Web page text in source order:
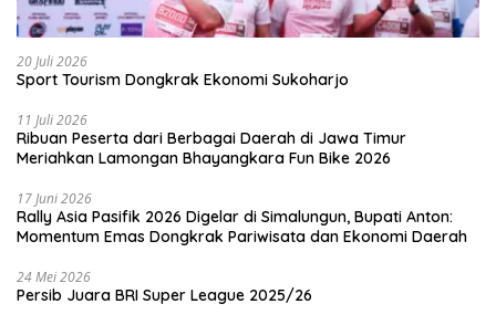
20 Juli 2026
Sport Tourism Dongkrak Ekonomi Sukoharjo
11 Juli 2026
Ribuan Peserta dari Berbagai Daerah di Jawa Timur
Meriahkan Lamongan Bhayangkara Fun Bike 2026
17 Juni 2026
Rally Asia Pasifik 2026 Digelar di Simalungun, Bupati Anton:
Momentum Emas Dongkrak Pariwisata dan Ekonomi Daerah
24 Mei 2026
Persib Juara BRI Super League 2025/26